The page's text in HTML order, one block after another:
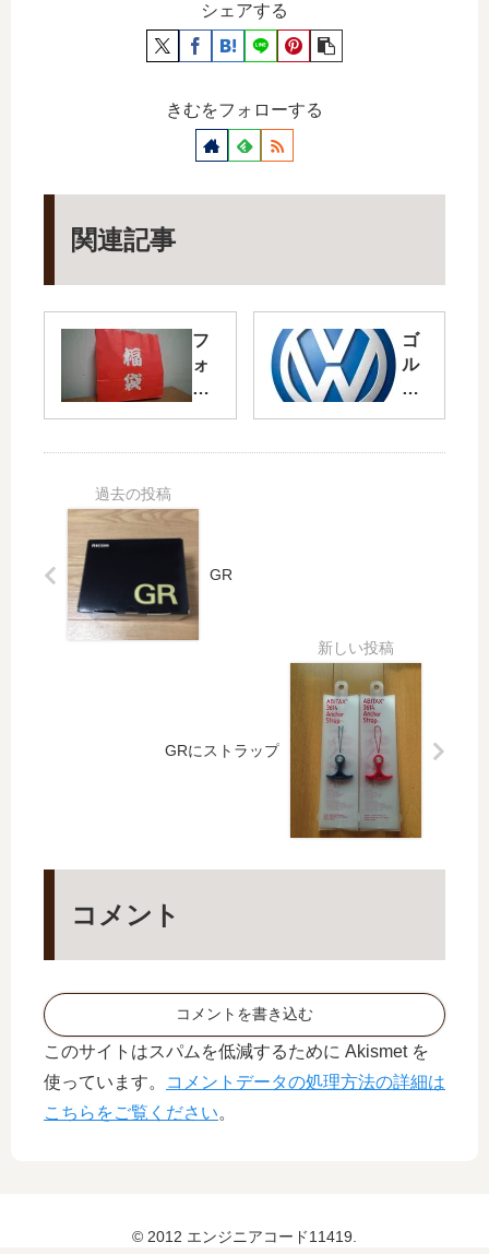
シェアする
きむをフォローする
関連記事
フ
ォ
ル
ゲ
の
ゴ
ル
フ
GR
GRにストラップ
コメント
コメントを書き込む
このサイトはスパムを低減するために Akismet を
使っています。
コメントデータの処理方法の詳細は
こちらをご覧ください。
© 2012 エンジニアコード11419.